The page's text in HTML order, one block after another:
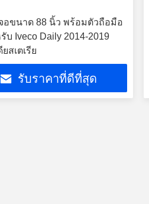
อขนาด 88 นิ้ว พร้อมตัวถือมือ
บ Iveco Daily 2014-2019
สเตเรีย
รับราคาที่ดีที่สุด